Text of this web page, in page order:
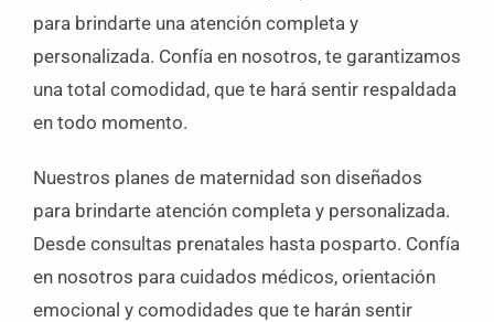
para brindarte una atención completa y
personalizada. Confía en nosotros, te garantizamos
una total comodidad, que te hará sentir respaldada
en todo momento.
Nuestros planes de maternidad son diseñados
para brindarte atención completa y personalizada.
Desde consultas prenatales hasta posparto. Confía
en nosotros para cuidados médicos, orientación
emocional y comodidades que te harán sentir